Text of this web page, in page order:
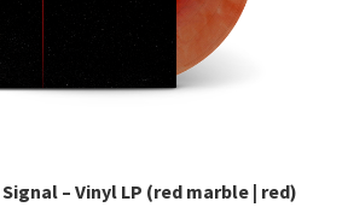
Signal – Vinyl LP (red marble | red)